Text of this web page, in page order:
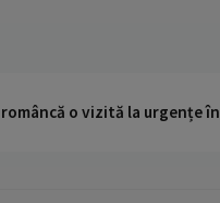
o vizită la urgențe